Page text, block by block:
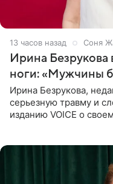
13 часов назад Соня
Ирина Безрукова
ноги: «Мужчины
Ирина Безрукова,
серьезную травму и
изданию VOICE о